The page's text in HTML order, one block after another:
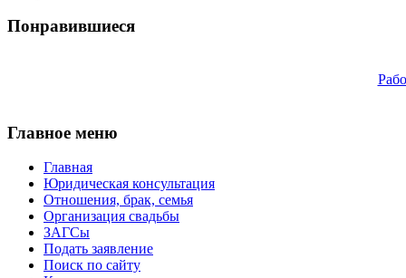
Понравившиеся
Главное меню
Главная
Юридическая консультация
Отношения, брак, семья
Организация свадьбы
ЗАГСы
Подать заявление
Поиск по сайту